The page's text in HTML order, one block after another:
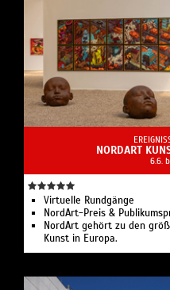
NORDART
6.6.
Virtuelle Rundgänge
NordArt-Preis &
NordArt gehört zu den
Kunst in Europa.